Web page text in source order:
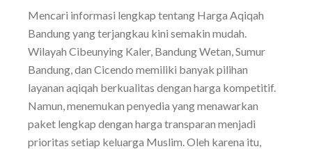
Mencari informasi lengkap tentang Harga Aqiqah
Bandung yang terjangkau kini semakin mudah.
Wilayah Cibeunying Kaler, Bandung Wetan, Sumur
Bandung, dan Cicendo memiliki banyak pilihan
layanan aqiqah berkualitas dengan harga kompetitif.
Namun, menemukan penyedia yang menawarkan
paket lengkap dengan harga transparan menjadi
prioritas setiap keluarga Muslim. Oleh karena itu,